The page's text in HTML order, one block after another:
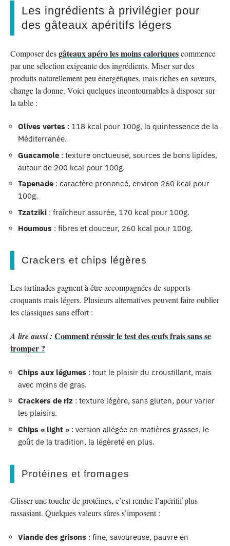
Les ingrédients à privilégier pour
des gâteaux apéritifs légers
Composer desgâteaux apéro les moins caloriquescommence
par une sélection exigeante des ingrédients. Miser sur des
produits naturellement peu énergétiques, mais riches en saveurs,
change la donne. Voici quelques incontournables à disposer sur
la table :
Olives vertes : 118 kcal pour 100g, la quintessence de la
Méditerranée.
Guacamole : texture onctueuse, sources de bons lipides,
autour de 200 kcal pour 100g.
Tapenade : caractère prononcé, environ 260 kcal pour
100g.
Tzatziki : fraîcheur assurée, 170 kcal pour 100g.
Houmous : fibres et douceur, 260 kcal pour 100g.
Crackers et chips légères
Les tartinades gagnent à être accompagnées de supports
croquants mais légers. Plusieurs alternatives peuvent faire oublier
les classiques sans effort :
A lire aussi : Comment réussir le test des œufs frais sans se
tromper ?
Chips aux légumes : tout le plaisir du croustillant, mais
avec moins de gras.
Crackers de riz : texture légère, sans gluten, pour varier
les plaisirs.
Chips « light » : version allégée en matières grasses, le
goût de la tradition, la légèreté en plus.
Protéines et fromages
Glisser une touche de protéines, c’est rendre l’apéritif plus
rassasiant. Quelques valeurs sûres s’imposent :
Viande des grisons : fine, savoureuse, pauvre en